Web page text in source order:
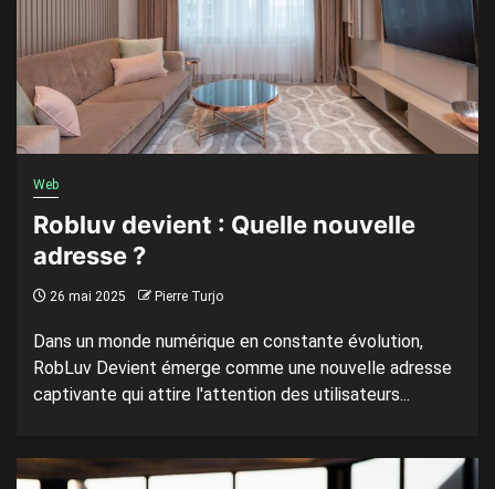
Web
Robluv devient : Quelle nouvelle
adresse ?
26 mai 2025 Pierre Turjo
Dans un monde numérique en constante évolution,
RobLuv Devient émerge comme une nouvelle adresse
captivante qui attire l'attention des utilisateurs...